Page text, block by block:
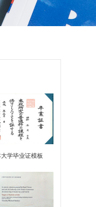
大学毕业证模板